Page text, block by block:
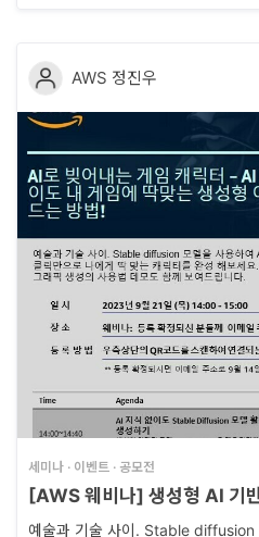
이
스
프
로
젝
트
이
터
사
이
AWS 정진우
세미나 · 이벤트 · 공모전
[AWS 웨비나] 생성형 AI 기
예술과 기술 사이. Stable diffusion